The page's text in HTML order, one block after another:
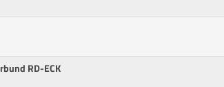
RD-ECK